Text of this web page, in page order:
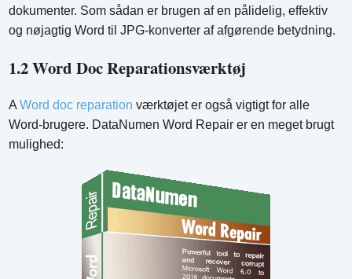
dokumenter. Som sådan er brugen af ​​en pålidelig, effektiv
og nøjagtig Word til JPG-konverter af afgørende betydning.
1.2 Word Doc Reparationsværktøj
AWord doc reparation værktøjet er også vigtigt for alle
Word-brugere. DataNumen Word Repair er en meget brugt
mulighed: